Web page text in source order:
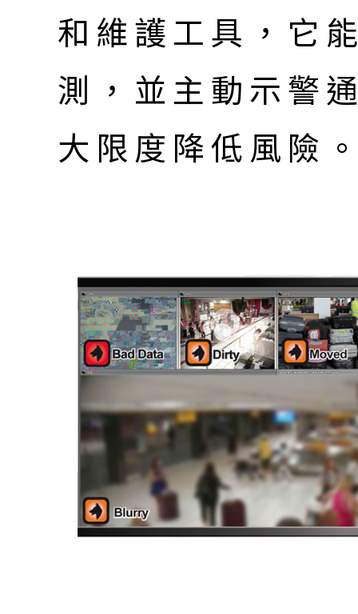
和維護工具，它
測，並主動示警
大限度降低風險